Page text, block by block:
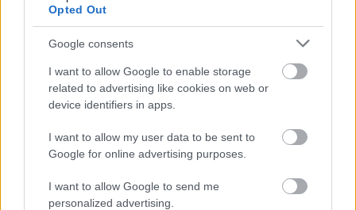
Opted Out
Google consents
I want to allow Google to enable storage
related to advertising like cookies on web or
device identifiers in apps.
I want to allow my user data to be sent to
Google for online advertising purposes.
I want to allow Google to send me
personalized advertising.
Az egyház kezébe a Te kezeden át kerül az iskola
A kormányzat ma még – láthattuk – nagyon
elkötelezett amellett, hogy minél több állami iskola
kerüljön egyházi kézbe. Ez könnyen a tehetetlenség
érzését keltheti az érintett szülőkben, tanulókban,
mert úgy tűnhet, a kormány és az egyház a szülőket
kijátszva, a fejük felett dönthet iskolájuk ügyéről.
Valójában a szülők, tanulók nem eszköztelenek, ha
maguk szeretnének dönteni iskolájuk sorsáról.
Kevésbé közismert, hogyegyetlen állami iskola sem
kerülhet egyházi kézbe anélkül, hogy az átadást a